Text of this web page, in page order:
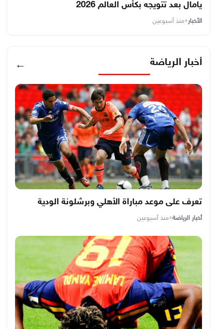
يامال بعد تتويجه بكأس العالم 2026
الأخبار•منذ أسبوعين
أخبار الرياضة ←
تعرف على موعد مباراة الأهلي وبرشلونة الودية
أخبار الرياضة•منذ أسبوعين